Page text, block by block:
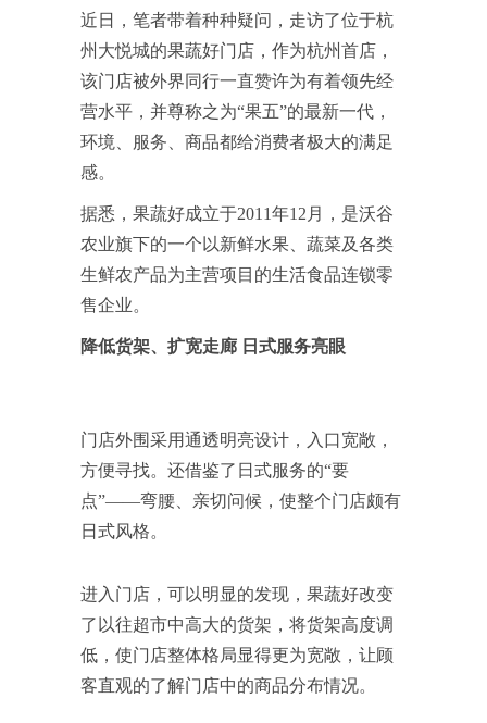
近日，笔者带着种种疑问，走访了位于杭
州大悦城的果蔬好门店，作为杭州首店，
该门店被外界同行一直赞许为有着领先经
营水平，并尊称之为“果五”的最新一代，
环境、服务、商品都给消费者极大的满足
感。
据悉，果蔬好成立于2011年12月，是沃谷
农业旗下的一个以新鲜水果、蔬菜及各类
生鲜农产品为主营项目的生活食品连锁零
售企业。
降低货架、扩宽走廊 日式服务亮眼
门店外围采用通透明亮设计，入口宽敞，
方便寻找。还借鉴了日式服务的“要
点”——弯腰、亲切问候，使整个门店颇有
日式风格。
进入门店，可以明显的发现，果蔬好改变
了以往超市中高大的货架，将货架高度调
低，使门店整体格局显得更为宽敞，让顾
客直观的了解门店中的商品分布情况。